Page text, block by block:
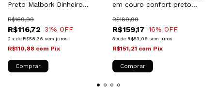
Preto Malbork Dinheiro
R$116,72
R$169,99
31% OFF
2 x de R$58,36 sem juros
R$110,88 com Pix
Comprar
em couro confort preto
R$159,17
R$189,99
16% OFF
3 x de R$53,06 sem juros
R$151,21 com Pix
Comprar